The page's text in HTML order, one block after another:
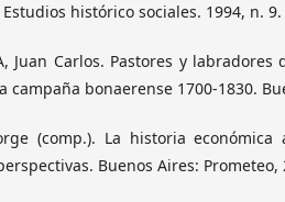
histórico sociales. 1994, n. 9.
Juan Carlos. Pastores y
campaña bonaerense 1700-1830.
(comp.). La historia
Buenos Aires: Prometeo,